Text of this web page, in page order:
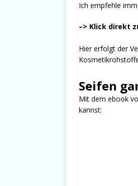
Ich empfehle
–> Klick direkt
Hier erfolgt der
Seifen
Mit dem ebook
kannst: